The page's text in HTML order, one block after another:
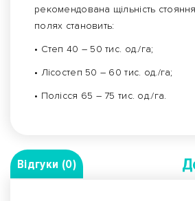
рекомендована щільність
полях становить:
• Степ 40 – 50 тис. од./га;
• Лісостеп 50 – 60 тис. од./га;
• Полісся 65 – 75 тис. од./га.
Відгуки (0)